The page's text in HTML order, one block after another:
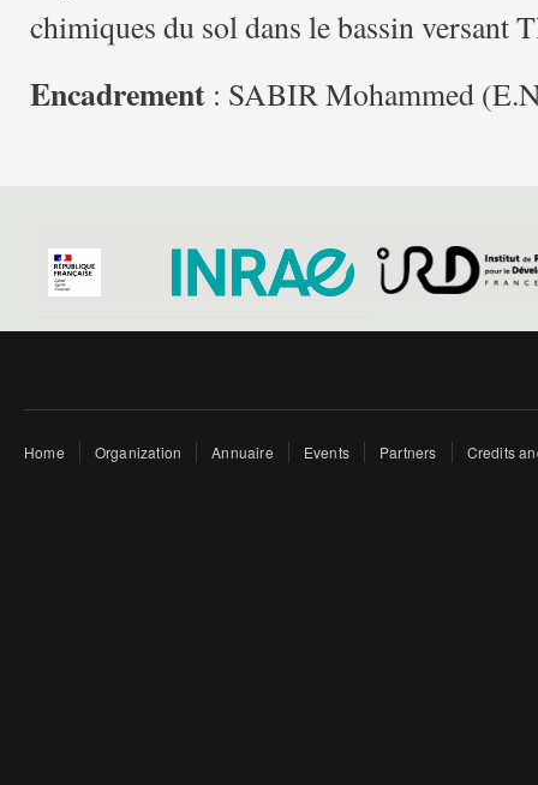
chimiques du sol dans le bassin versant
Encadrement : SABIR Mohammed
Home Organization Annuaire Events Partners Credits